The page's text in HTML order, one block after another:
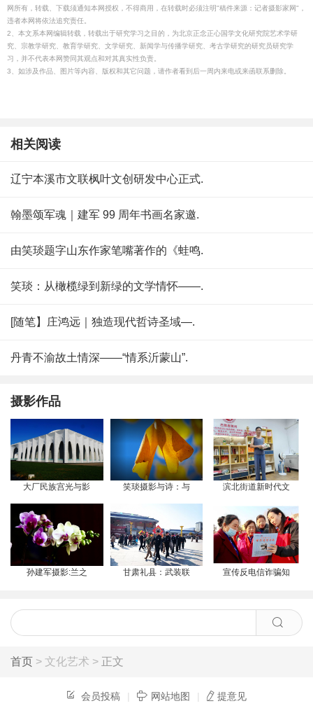
网所有，转载、下载须通知本网授权，不得商用，在转载时必须注明"稿件来源：记者摄影家网"，
违者本网将依法追究责任。
2、本文系本网编辑转载，转载出于研究学习之目的，为北京正念正心国学文化研究院艺术学研
究、宗教学研究、教育学研究、文学研究、新闻学与传播学研究、考古学研究的研究员研究学
习，并不代表本网赞同其观点和对其真实性负责。
3、如涉及作品、图片等内容、版权和其它问题，请作者看到后一周内来电或来函联系删除。
相关阅读
辽宁本溪市文联枫叶文创研发中心正式.
翰墨颂军魂｜建军 99 周年书画名家邀.
由笑琰题字山东作家笔嘴著作的《蛙鸣.
笑琰：从橄榄绿到新绿的文学情怀——.
[随笔】庄鸿远｜独造现代哲诗圣域—.
丹青不渝故土情深——“情系沂蒙山”.
摄影作品
大厂民族宫光与影 笑琰摄影与诗：与 滨北街道新时代文
孙建军摄影:兰之 甘肃礼县：武装联 宣传反电信诈骗知
首页 > 文化艺术 > 正文
会员投稿 | 网站地图 | 提意见